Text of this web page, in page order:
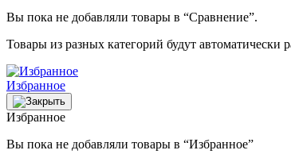
Вы пока не добавляли товары в “Сравнение”.
Товары из разных категорий будут автоматически
Избранное
Избранное
Вы пока не добавляли товары в “Избранное”